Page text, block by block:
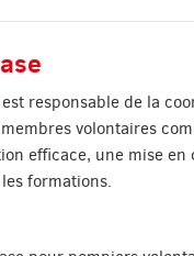
responsable de la
volontaires
efficace, une mise
formations.